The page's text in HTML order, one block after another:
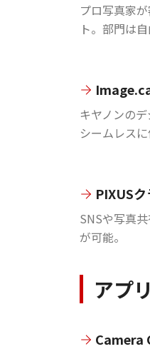
プロ写真家
ト。部門は
キヤノンの
シームレス
PIXUS
SNSや写真
が可能。
アプ
Camera